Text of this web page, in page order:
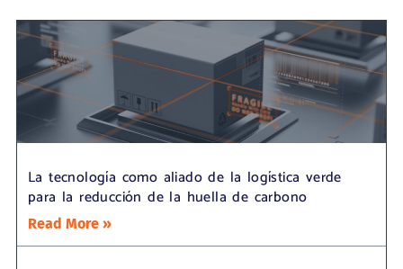
La tecnología como aliado de la logística verde
para la reducción de la huella de carbono
Read More »